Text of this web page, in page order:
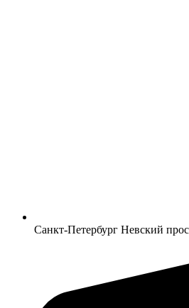
Санкт-Петербург Невский